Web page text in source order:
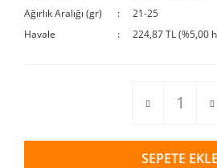
Ağırlık Aralığı (gr)
21-25
Havale
224,87 TL (%5,00
SEPETE EKLE